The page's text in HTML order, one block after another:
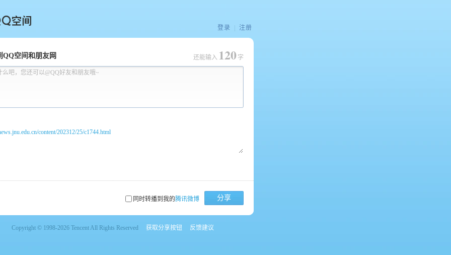
间
登录 注册
QQ空间和朋友网
么吧，您还可以@QQ好友和朋友哦~
还能输入 120 字
content/202312/25/c1744.html
同时转播到我的腾讯微博 分享
Copyright © 1998-2026 Tencent All Rights Reserved 获取分享按钮 反馈建议